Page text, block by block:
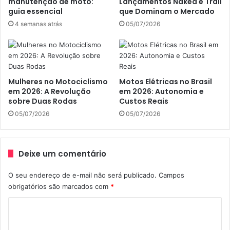
Honda CBR 1000RR-R
Fireblade SP
Nova CBR 1000RR-R Fireblade SP
guia essencial
4 semanas atrás
que Dominam o Mercado
05/07/2026
Mulheres no Motociclismo
em 2026: A Revolução
sobre Duas Rodas
05/07/2026
Motos Elétricas no Brasil
em 2026: Autonomia e
Custos Reais
05/07/2026
Deixe um comentário
O seu endereço de e-mail não será publicado. Campos
obrigatórios são marcados com *